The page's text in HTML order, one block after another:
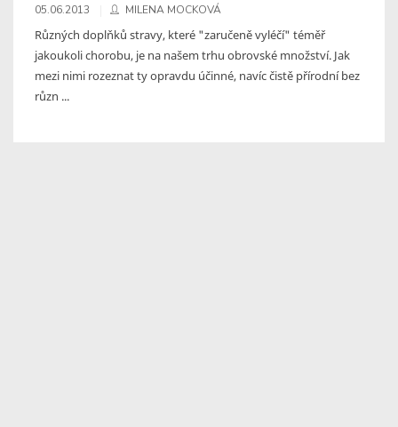
05.06.2013 MILENA MOCKOVÁ
Různých doplňků stravy, které "zaručeně vyléčí" téměř
jakoukoli chorobu, je na našem trhu obrovské množství. Jak
mezi nimi rozeznat ty opravdu účinné, navíc čistě přírodní bez
různ ...